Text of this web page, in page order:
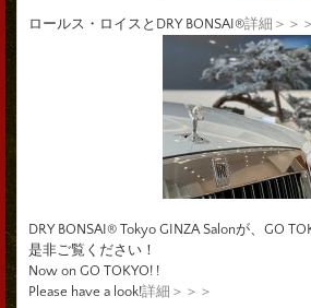
ロールス・ロイスとDRY BONSAI®詳細＞＞＞
DRY BONSAI® Tokyo GINZA Salonが、GO
是非ご覧ください！
Now on GO TOKYO! !
Please have a look!詳細＞＞＞